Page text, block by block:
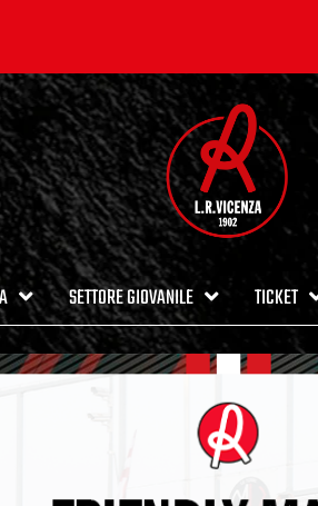
SETTORE GIOVANILE TICKET